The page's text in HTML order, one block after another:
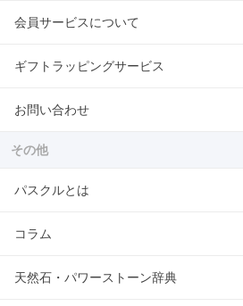
会員サービスについて
ギフトラッピングサービス
お問い合わせ
その他
パスクルとは
コラム
天然石・パワーストーン辞典